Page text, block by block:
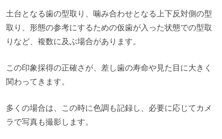
土台となる歯の型取り、噛み合わせとなる上下反対側の型
取り、形態の参考にするための仮歯が入った状態での型取
りなど、複数に及ぶ場合があります。
この印象採得の正確さが、差し歯の寿命や見た目に大きく
関わってきます。
多くの場合は、この時に色調も記録し、必要に応じてカメ
ラで写真も撮影します。